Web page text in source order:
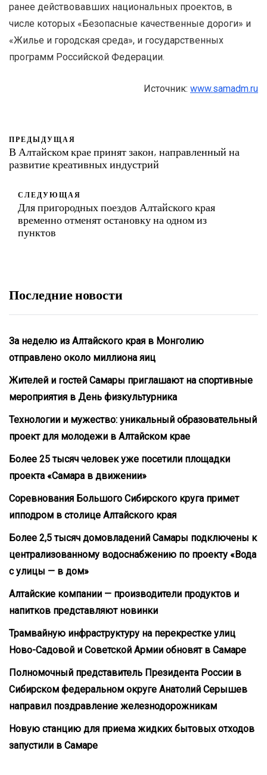
ранее действовавших национальных проектов, в
числе которых «Безопасные качественные дороги» и
«Жилье и городская среда», и государственных
программ Российской Федерации.
Источник: www.samadm.ru
ПРЕДЫДУЩАЯ
В Алтайском крае принят закон, направленный на
развитие креативных индустрий
СЛЕДУЮЩАЯ
Для пригородных поездов Алтайского края
временно отменят остановку на одном из
пунктов
Последние новости
За неделю из Алтайского края в Монголию
отправлено около миллиона яиц
Жителей и гостей Самары приглашают на спортивные
мероприятия в День физкультурника
Технологии и мужество: уникальный образовательный
проект для молодежи в Алтайском крае
Более 25 тысяч человек уже посетили площадки
проекта «Самара в движении»
Соревнования Большого Сибирского круга примет
ипподром в столице Алтайского края
Более 2,5 тысяч домовладений Самары подключены к
централизованному водоснабжению по проекту «Вода
с улицы — в дом»
Алтайские компании — производители продуктов и
напитков представляют новинки
Трамвайную инфраструктуру на перекрестке улиц
Ново-Садовой и Советской Армии обновят в Самаре
Полномочный представитель Президента России в
Сибирском федеральном округе Анатолий Серышев
направил поздравление железнодорожникам
Новую станцию для приема жидких бытовых отходов
запустили в Самаре